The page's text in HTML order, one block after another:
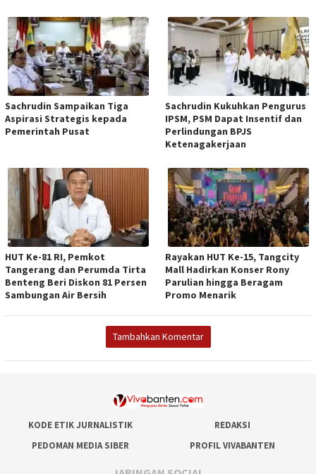
Sachrudin Sampaikan Tiga
Aspirasi Strategis kepada
Pemerintah Pusat
Sachrudin Kukuhkan Pengurus
IPSM, PSM Dapat Insentif dan
Perlindungan BPJS
Ketenagakerjaan
HUT Ke-81 RI, Pemkot
Tangerang dan Perumda Tirta
Benteng Beri Diskon 81 Persen
Sambungan Air Bersih
Rayakan HUT Ke-15, Tangcity
Mall Hadirkan Konser Rony
Parulian hingga Beragam
Promo Menarik
Tambahkan Komentar
KODE ETIK JURNALISTIK
REDAKSI
PEDOMAN MEDIA SIBER
PROFIL VIVABANTEN